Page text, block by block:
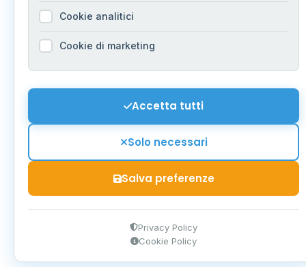
Cookie analitici
Cookie di marketing
Accetta tutti
Solo necessari
Salva preferenze
Privacy Policy
Cookie Policy